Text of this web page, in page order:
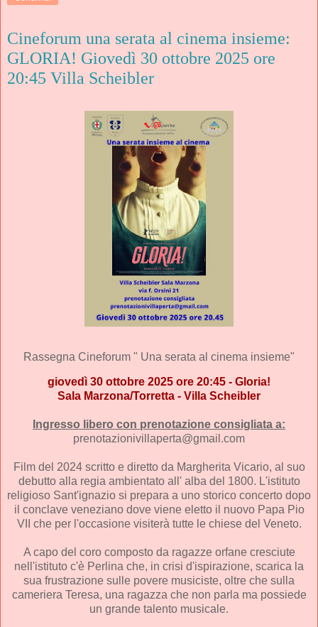
Cineforum una serata al cinema insieme:
GLORIA! Giovedì 30 ottobre 2025 ore
20:45 Villa Scheibler
Rassegna Cineforum " Una serata al cinema insieme"
giovedì 30 ottobre 2025 ore 20:45 - Gloria!
Sala Marzona/Torretta - Villa Scheibler
Ingresso libero con prenotazione consigliata a:
prenotazionivillaperta@gmail.com
Film del 2024 scritto e diretto da Margherita Vicario, al suo
debutto alla regia ambientato all' alba del 1800. L'istituto
religioso Sant'ignazio si prepara a uno storico concerto dopo
il conclave veneziano dove viene eletto il nuovo Papa Pio
VII che per l'occasione visiterà tutte le chiese del Veneto.
A capo del coro composto da ragazze orfane cresciute
nell'istituto c'è Perlina che, in crisi d'ispirazione, scarica la
sua frustrazione sulle povere musiciste, oltre che sulla
cameriera Teresa, una ragazza che non parla ma possiede
un grande talento musicale.